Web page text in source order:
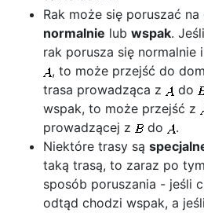
Rak może się poruszać na
normalnie lub wspak.
rak porusza się normalnie
, to może przejść do
trasa prowadząca z
do
wspak, to może przejść z
prowadzącej z
do
.
Niektóre trasy są
taką trasą, to zaraz po
sposób poruszania - jeśli
odtąd chodzi wspak, a